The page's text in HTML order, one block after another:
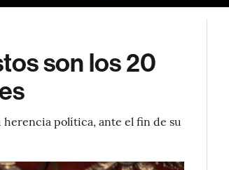
son los 20
herencia política, ante el fin de su